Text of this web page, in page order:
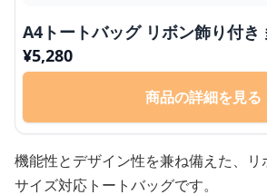
A4トートバッグ リボン飾り付き
¥5,280
商品の詳細を見る
機能性とデザイン性を兼ね備えた、
サイズ対応トートバッグです。